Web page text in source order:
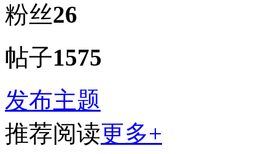
粉丝26
帖子1575
发布主题
推荐阅读更多+